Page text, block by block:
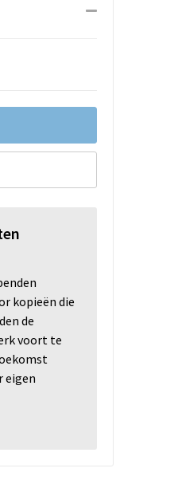
kopieën die
de
voort te
eigen